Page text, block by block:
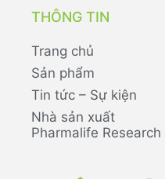
THÔNG TIN
Trang chủ
Sản phẩm
Tin tức – Sự kiện
Nhà sản xuất
Pharmalife Research